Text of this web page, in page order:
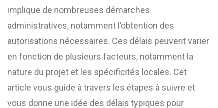
implique de nombreuses démarches
administratives, notamment l’obtention des
autorisations nécessaires. Ces délais peuvent varier
en fonction de plusieurs facteurs, notamment la
nature du projet et les spécificités locales. Cet
article vous guide à travers les étapes à suivre et
vous donne une idée des délais typiques pour